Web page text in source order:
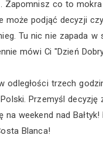
Zapomnisz co to
może podjąć decyzji
Tu nic nie zapada w
mówi Ci "Dzień
odległości trzech
Przemyśl decyzję
na weekend nad
Blanca!